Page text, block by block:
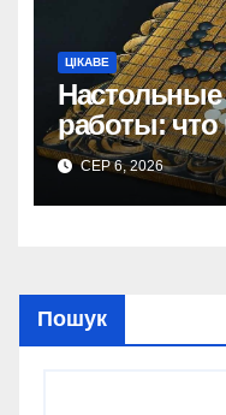
ЦІКАВЕ
работы: что
и почему
за себя
СЕР 6, 2026
Пошук